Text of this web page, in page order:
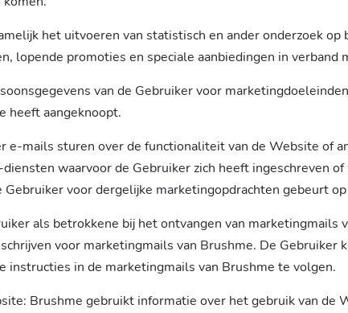
het uitvoeren van statistisch en ander onderzoek
lopende promoties en speciale aanbiedingen in
van de Gebruiker voor
heeft aangeknoopt.
e-mails sturen over de functionaliteit van de Website of
waarvoor de Gebruiker zich heeft ingeschreven
Gebruiker voor dergelijke marketingopdrachten gebeurt
als betrokkene bij het ontvangen van
voor marketingmails van Brushme. De Gebruiker
instructies in de marketingmails van Brushme te volgen.
Brushme gebruikt informatie over het gebruik van de